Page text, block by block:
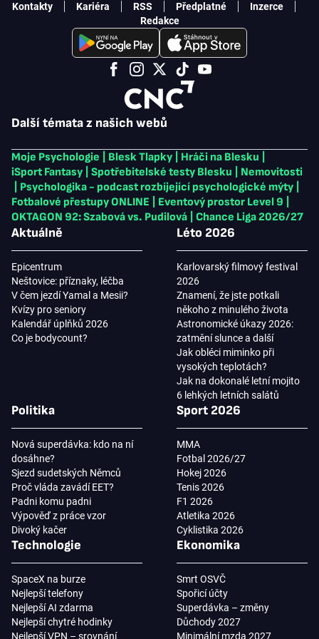
Další témata z našich webů
Moje Psychologie Blesk Tlapky Hráči na Blesku
iSport Fantasy
Spotřebitelské testy Blesku
Nemovitosti
Psychologika - podcast rozbíjející psychologické mýty
Fotbalové přestupy ONLINE
Eventový prostor Level 9
OKTAGON 92: Szabová vs. Pudilová
Chance Liga 2026/27
Aktuálně
Epicentrum
Neštovice: příznaky, léčba
V čem jezdí Yamal a Mesii?
Kvízy pro seniory
Kalendář úplňků 2026
Co je bodycount?
Léto 2026
Karlovarský filmový festival
2026
Znamení, že jste potkali
někoho z minulého života
Astronomické úkazy 2026:
zatmění slunce a další
Jak obléci miminko při
vysokých teplotách?
Jak na dokonalé letní mojito
6 lehkých letních salátů
Politika
Nová superdávka: kdo na ní
dosáhne?
Sjezd sudetských Němců
Proč vláda zavádí EET?
Padni komu padni
Výpověď z práce vzor
Divoký kačer
Sport 2026
MMA
Fotbal 2026/27
Hokej 2026
Tenis 2026
F1 2026
Atletika 2026
Cyklistika 2026
Technologie
SpaceX na burze
Nejlepší telefony
Nejlepší AI zdarma
Nejlepší chytré hodinky
Nejlepší VPN – srovnání
Ekonomika
Smrt OSVČ
Spořicí účty
Superdávka – změny
Důchody 2027
Minimální mzda 2027
Kontakty Kariéra RSS Předplatné
Inzerce
Redakce